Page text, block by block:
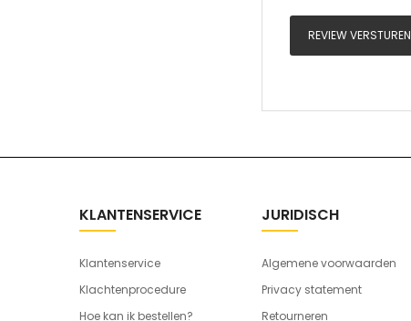
REVIEW VERSTUREN
KLANTENSERVICE
Klantenservice
Klachtenprocedure
Hoe kan ik bestellen?
JURIDISCH
Algemene voorwaarden
Privacy statement
Retourneren